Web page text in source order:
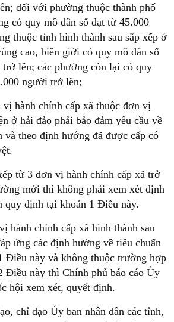
đối với phường thuộc thành phố
có quy mô dân số đạt từ 45.000
thuộc tỉnh hình thành sau sắp xếp ở
cao, biên giới có quy mô dân số
lên; các phường còn lại có quy
người trở lên;
hành chính cấp xã thuộc đơn vị
ở hải đảo phải bảo đảm yêu cầu về
và theo định hướng đã được cấp có
từ 3 đơn vị hành chính cấp xã trở
mới thì không phải xem xét định
quy định tại khoản 1 Điều này.
hành chính cấp xã hình thành sau
ứng các định hướng về tiêu chuẩn
Điều này và không thuộc trường hợp
Điều này thì Chính phủ báo cáo Ủy
hội xem xét, quyết định.
chỉ đạo Ủy ban nhân dân các tỉnh,